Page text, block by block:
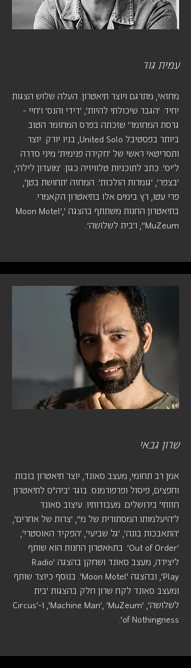
עמית גור
מחזאי, מתרגם ויוצר תיאטרון. העלה שלוש הצגות
יחיד: 'הגבר שיכולתי להיות', 'דידי והנס' ו'חיי -
גרסת המחזמר' שזכתה בפרס המחזמר הטוב
ביותר בפסטיבל United Solo, בניו יורק. יוצר
ותסריטאי ראשי של 'חקירה פנימית' מיני סדרה
ל'יס'. כתב לתוכניות טלוויזיה כגון: 'מועדון לילה',
'בצפר', 'גומרות הולכות'. המחזה 'תחושת בטן',
פרי עטו, רץ בימים אלו בתיאטרון הקאמרי.
בתיאטרון החנות משתתף בהצגה 'Moon Motel',
'MuZeum', ו'בית לשלושה'.
שרון גבאי
אמן רב תחומי, מעצב סאונד, יוצר תיאטרון בובות
וחפצים, פיסול ופרפורמנס. בוגר 'ביה"ס לתיאטרון
חזותי' בירושלים. מעבודותיו: עיצוב סאונד
ל'היעלמותו המסתורית של מ׳', 'צרות של אחרים',
'התאבכות בונה', 'גל שביעי', 'הפקיד האוסטרי',
'Out of Order'. בתhאטרון החנות הוא שותף
ליצירה, מעצב סאונד ושחקן בהצגה 'Radio
Play', ובהצגה 'Moon Motel'. בנוסף כיוצר שותף
ומעצב סאונד לקח שרון חלק בהצגות 'בית
לשלושה', 'Machine Man', 'MuZeum', ו-'Circus
of Nothingness'.